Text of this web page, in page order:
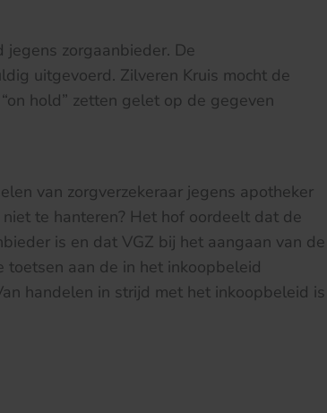
zorgaanbieder. De
uitgevoerd. Zilveren Kruis mocht de
hold” zetten gelet op de gegeven
van zorgverzekeraar jegens apotheker
te hanteren? Het hof oordeelt dat de
is en dat VGZ bij het aangaan van de
aan de in het inkoopbeleid
handelen in strijd met het inkoopbeleid is